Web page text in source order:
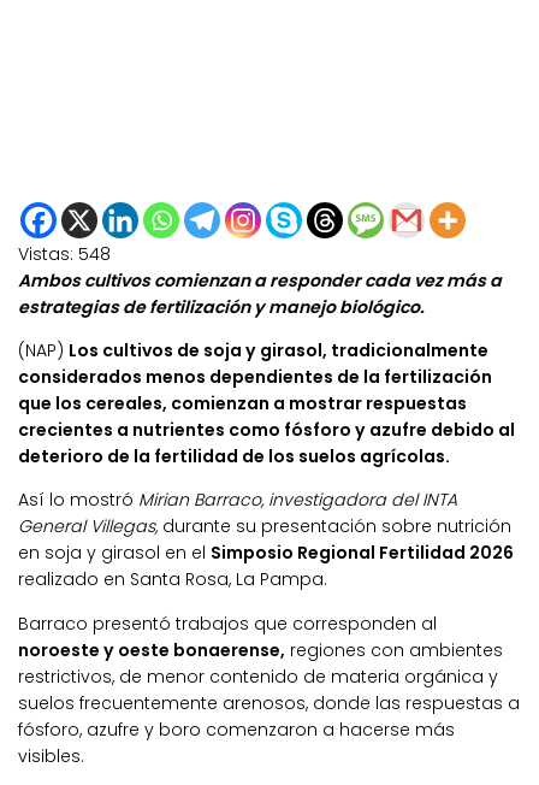
Vistas: 548
Ambos cultivos comienzan a responder cada vez más a
estrategias de fertilización y manejo biológico.
(NAP) Los cultivos de soja y girasol, tradicionalmente
considerados menos dependientes de la fertilización
que los cereales, comienzan a mostrar respuestas
crecientes a nutrientes como fósforo y azufre debido al
deterioro de la fertilidad de los suelos agrícolas.
Así lo mostró Mirian Barraco, investigadora del INTA
General Villegas,durante su presentación sobre nutrición
en soja y girasol en el Simposio Regional Fertilidad 2026
realizado en Santa Rosa, La Pampa.
Barraco presentó trabajos que corresponden al
noroeste y oeste bonaerense, regiones con ambientes
restrictivos, de menor contenido de materia orgánica y
suelos frecuentemente arenosos, donde las respuestas a
fósforo, azufre y boro comenzaron a hacerse más
visibles.